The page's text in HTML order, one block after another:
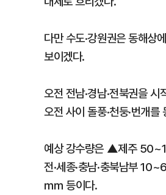
다만 수도·강원권은 동해상
보이겠다.
오전 전남·경남·전북권을
오전 사이 돌풍·천둥·번개
예상 강수량은 ▲제주
전·세종·충남·충북남부
㎜ 등이다.